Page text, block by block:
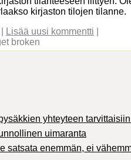
kirjaston tilojen tilanne.
Lisää uusi kommentti
broken
yhteyteen
uimaranta
satsata enemmän, ei